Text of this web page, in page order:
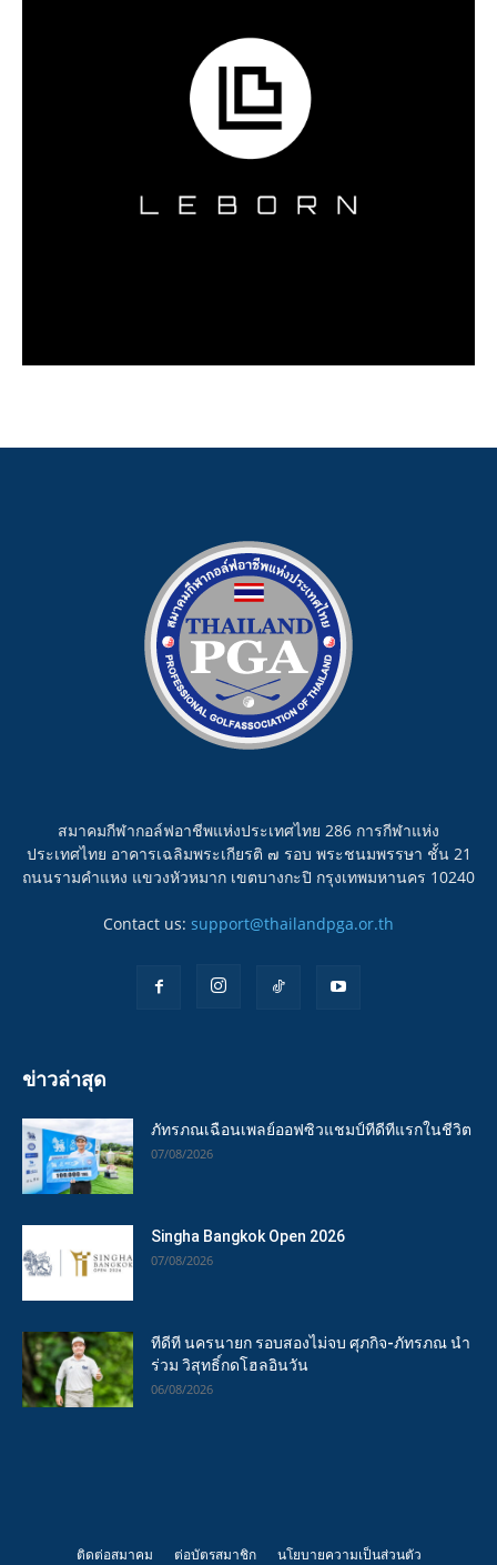
สมาคมกีฬากอล์ฟอาชีพแห่งประเทศไทย 286 การกีฬาแห่ง
ประเทศไทย อาคารเฉลิมพระเกียรติ ๗ รอบ พระชนมพรรษา ชั้น 21
ถนนรามคำแหง แขวงหัวหมาก เขตบางกะปิ กรุงเทพมหานคร 10240
Contact us: support@thailandpga.or.th
ข่าวล่าสุด
ภัทรภณเฉือนเพลย์ออฟซิวแชมป์ทีดีทีแรกในชีวิต
07/08/2026
Singha Bangkok Open 2026
07/08/2026
ทีดีที นครนายก รอบสองไม่จบ ศุภกิจ-ภัทรภณ นำ
ร่วม วิสุทธิ์กดโฮลอินวัน
06/08/2026
ติดต่อสมาคม ต่อบัตรสมาชิก นโยบายความเป็นส่วนตัว